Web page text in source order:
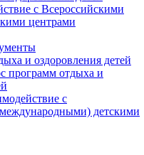
с Всероссийскими
центрами
и оздоровления детей
программ отдыха и
с
детскими